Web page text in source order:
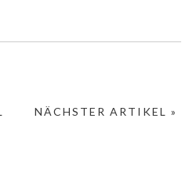
NÄCHSTER ARTIKEL »